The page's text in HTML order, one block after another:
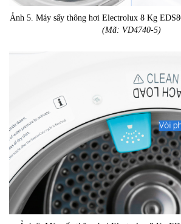
Ảnh 5. Máy sấy thông hơi Electrolux 8 Kg
(Mã: VD4740-5)